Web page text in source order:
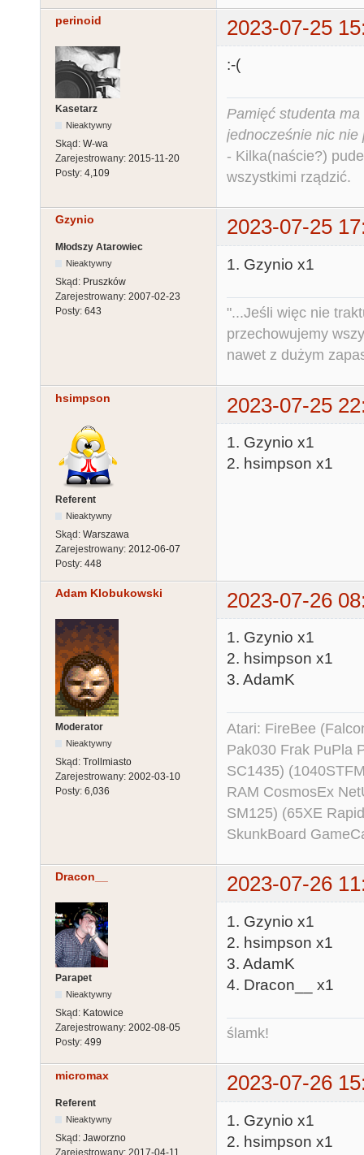
perinoid 2023-07-25
Kasetarz
Nieaktywny
Skąd: W-wa
Zarejestrowany: 2015-11-20
Posty: 4,109
:-(
Pamięć studenta
jednocześnie nic nie
- Kilka(naście?)
wszystkimi rządzić.
Gzynio 2023-07-25
Młodszy Atarowiec
Nieaktywny
Skąd: Pruszków
Zarejestrowany: 2007-02-23
Posty: 643
1. Gzynio x1
"...Jeśli więc nie
przechowujemy
nawet z dużym
hsimpson 2023-07-25
Referent
Nieaktywny
Skąd: Warszawa
Zarejestrowany: 2012-06-07
Posty: 448
1. Gzynio x1
2. hsimpson x1
Adam Klobukowski 2023-07-26
Moderator
Nieaktywny
Skąd: Trollmiasto
Zarejestrowany: 2002-03-10
Posty: 6,036
1. Gzynio x1
2. hsimpson x1
3. AdamK
Atari: FireBee
Pak030 Frak PuPla
SC1435)
RAM CosmosEx
SM125) (65XE
SkunkBoard
Dracon__ 2023-07-26
Parapet
Nieaktywny
Skąd: Katowice
Zarejestrowany: 2002-08-05
Posty: 499
1. Gzynio x1
2. hsimpson x1
3. AdamK
4. Dracon__ x1
ślamk!
micromax 2023-07-26
Referent
Nieaktywny
Skąd: Jaworzno
Zarejestrowany: 2017-04-11
1. Gzynio x1
2. hsimpson x1